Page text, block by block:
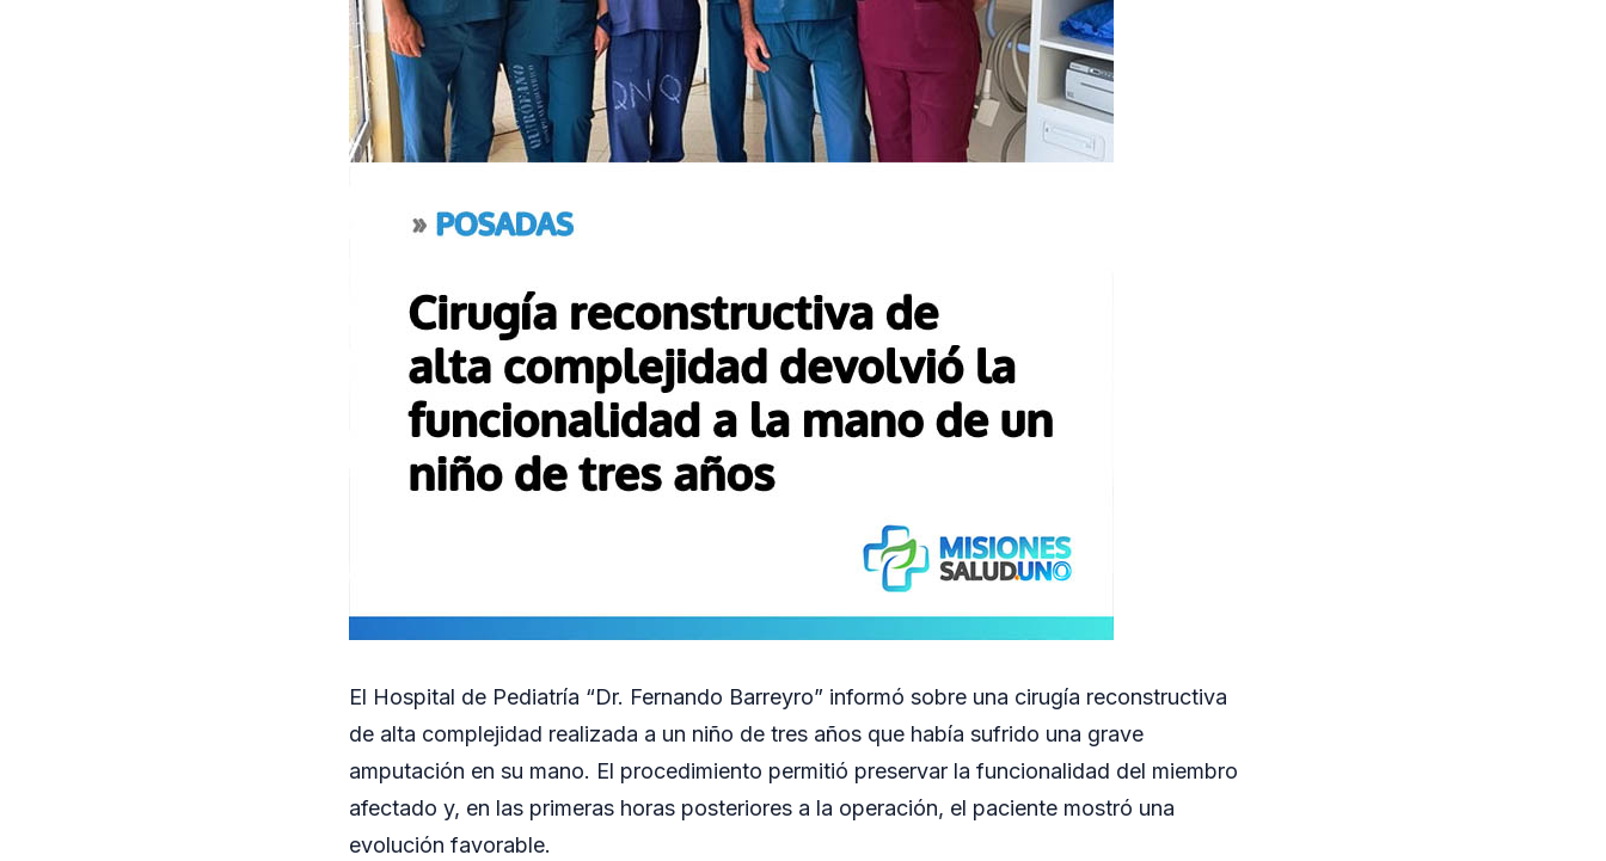
El Hospital de Pediatría “Dr. Fernando Barreyro” informó sobre una cirugía reconstructiva
de alta complejidad realizada a un niño de tres años que había sufrido una grave
amputación en su mano. El procedimiento permitió preservar la funcionalidad del miembro
afectado y, en las primeras horas posteriores a la operación, el paciente mostró una
evolución favorable.